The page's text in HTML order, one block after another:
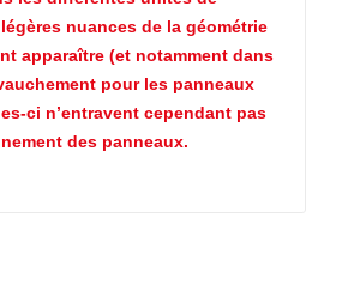
nuances de la géométrie
apparaître (et notamment dans
pour les panneaux
ci n’entravent cependant pas
des panneaux.